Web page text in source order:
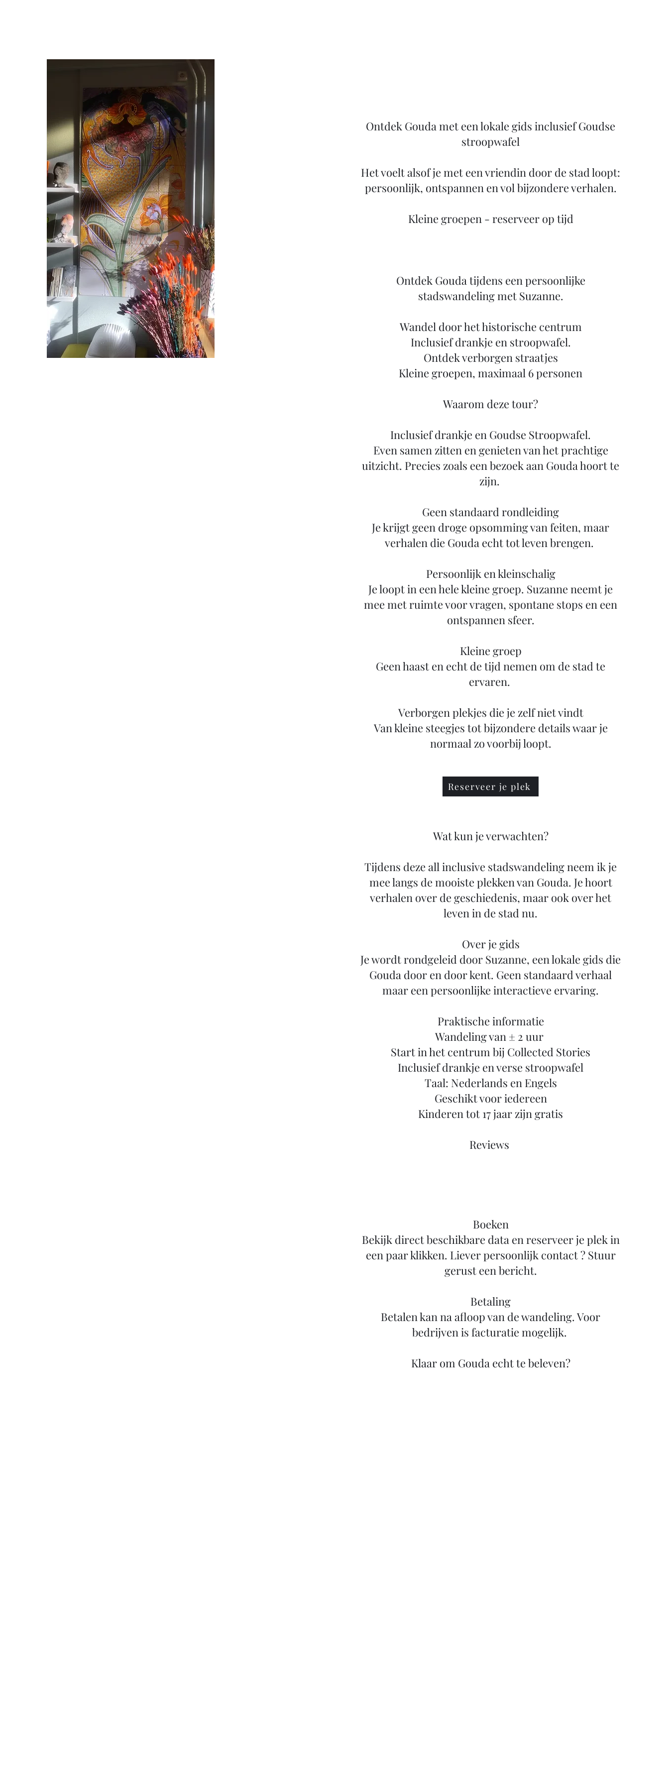
Ontdek Gouda met een lokale gids inclusief Goudse
stroopwafel
Het voelt alsof je met een vriendin door de stad loopt:
persoonlijk, ontspannen en vol bijzondere verhalen.
​Kleine groepen - reserveer op tijd
Ontdek Gouda tijdens een persoonlijke
stadswandeling met Suzanne.
Wandel door het historische centrum
Inclusief drankje en stroopwafel.
Ontdek verborgen straatjes
Kleine groepen, maximaal 6 personen
Waarom deze tour?
Inclusief drankje en Goudse Stroopwafel.
Even samen zitten en genieten van het prachtige
uitzicht. Precies zoals een bezoek aan Gouda hoort te
zijn.
Geen standaard rondleiding
Je krijgt geen droge opsomming van feiten, maar
verhalen die Gouda echt tot leven brengen.
Persoonlijk en kleinschalig
Je loopt in een hele kleine groep. Suzanne neemt je
mee met ruimte voor vragen, spontane stops en een
ontspannen sfeer.
Kleine groep
Geen haast en echt de tijd nemen om de stad te
ervaren.
Verborgen plekjes die je zelf niet vindt
Van kleine steegjes tot bijzondere details waar je
normaal zo voorbij loopt.
Wat kun je verwachten?
Tijdens deze all inclusive stadswandeling neem ik je
mee langs de mooiste plekken van Gouda. Je hoort
verhalen over de geschiedenis, maar ook over het
leven in de stad nu.
Over je gids
Je wordt rondgeleid door Suzanne, een lokale gids die
Gouda door en door kent. Geen standaard verhaal
maar een persoonlijke interactieve ervaring.
Praktische informatie
Wandeling van ± 2 uur
Start in het centrum bij Collected Stories
Inclusief drankje en verse stroopwafel
Taal: Nederlands en Engels
Geschikt voor iedereen
Kinderen tot 17 jaar zijn gratis
Reviews ​
Boeken
Bekijk direct beschikbare data en reserveer je plek in
een paar klikken. Liever persoonlijk contact ? Stuur
gerust een bericht.
Betaling
Betalen kan na afloop van de wandeling. Voor
bedrijven is facturatie mogelijk.
Klaar om Gouda echt te beleven?
Reserveer je plek